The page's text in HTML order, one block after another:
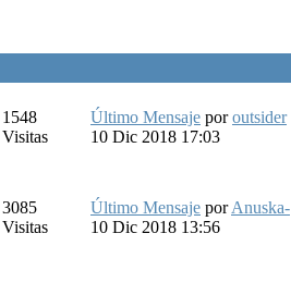
1548
Visitas
Último Mensaje poroutsider
10 Dic 2018 17:03
3085
Visitas
Último Mensaje porAnuska-
10 Dic 2018 13:56